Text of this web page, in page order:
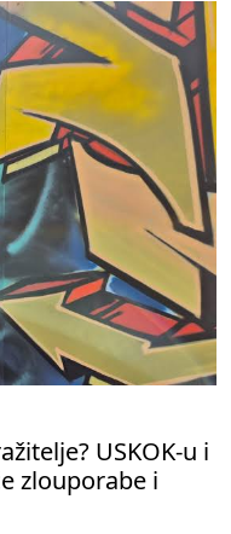
USKOK-u i
zlouporabe i